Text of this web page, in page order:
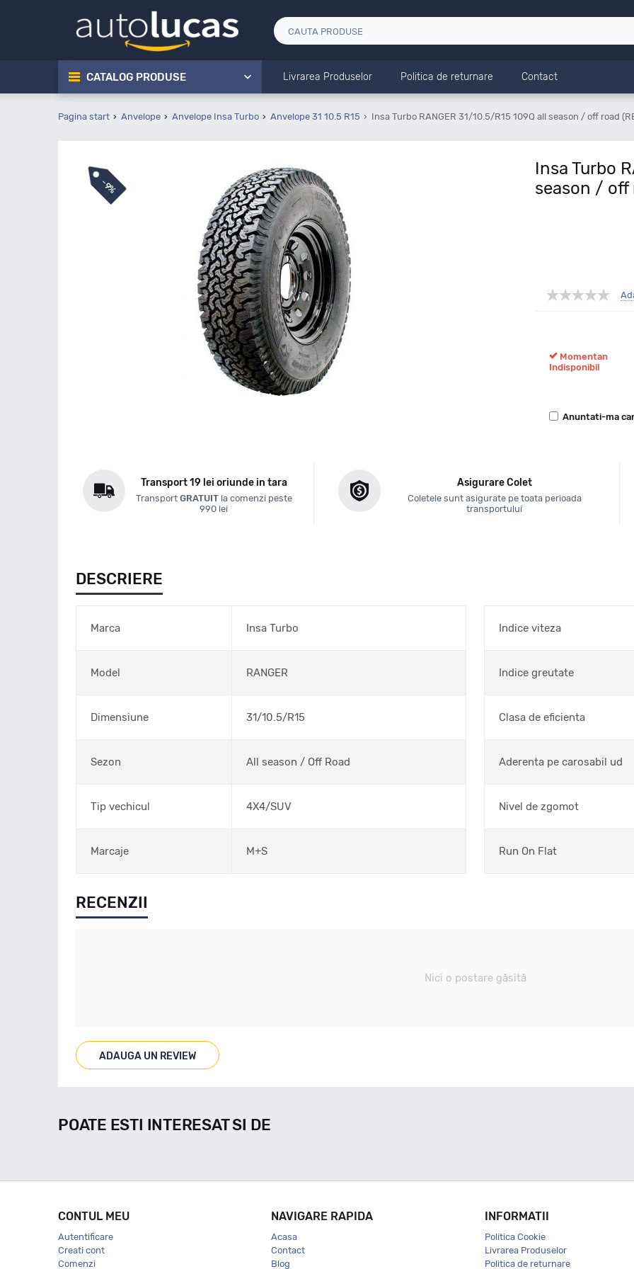
CATALOG PRODUSE Livrarea Produselor Politica de returnare Contact
Pagina start Anvelope Anvelope Insa Turbo Anvelope 31 10.5 R15 Insa Turbo RANGER 31/10.5/R15 109Q all season / off road
-
9%
Insa Turbo
season / off
Momentan
Indisponibil
Anuntati-ma
Transport 19 lei oriunde in tara
Transport GRATUITla comenzi peste
990 lei
Asigurare Colet
Coletele sunt asigurate pe toata perioada
transportului
DESCRIERE
Marca Insa Turbo
Model RANGER
Dimensiune 31/10.5/R15
Sezon All season / Off Road
Tip vechicul 4X4/SUV
Marcaje M+S
Indice viteza
Indice greutate
Clasa de eficienta
Aderenta pe carosabil ud
Nivel de zgomot
Run On Flat
RECENZII
Nici o postare găsită
ADAUGA UN REVIEW
POATE ESTI INTERESAT SI DE
CONTUL MEU
Autentificare
Creati cont
Comenzi
NAVIGARE RAPIDA
Acasa
Contact
Blog
INFORMATII
Politica Cookie
Livrarea Produselor
Politica de returnare